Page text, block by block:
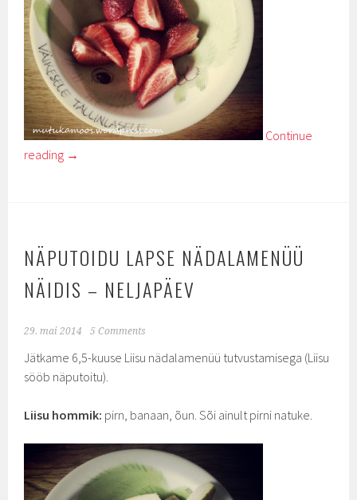
Continue
reading →
NÄPUTOIDU LAPSE NÄDALAMENÜÜ
NÄIDIS – NELJAPÄEV
29. mai 2014 5 Comments
Jätkame 6,5-kuuse Liisu nädalamenüü tutvustamisega (Liisu
sööb näputoitu).
Liisu hommik: pirn, banaan, õun. Sõi ainult pirni natuke.